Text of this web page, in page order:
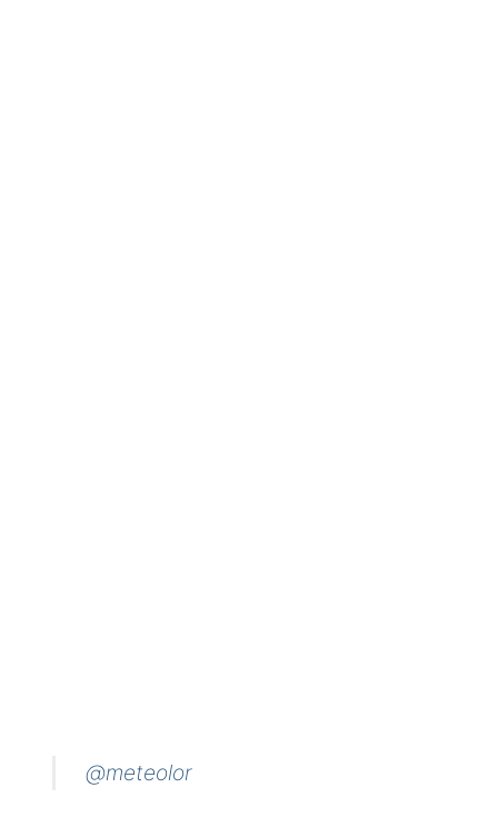
@meteolor